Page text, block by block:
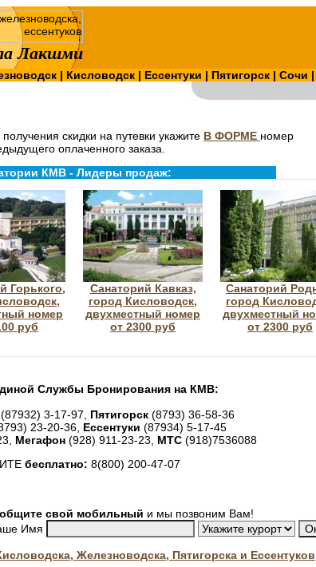
Лакшми
| Кисловодск | Ессентуки | Пятигорск| Сочи |
скидки на путевки укажите В ФОРМЕ номер
оплаченного заказа.
КМВ - Лидеры продаж:
Горького,
номер
руб
Санаторий Кавказ,
город Кисловодск,
двухместный номер
от 2300 руб
Санаторий
город
двухместный
от 2300 руб
Службы Бронирования на КМВ:
(87932) 3-17-97, Пятигорск (8793) 36-58-36
23-20-36, Ессентуки (87934) 5-17-45
Мегафон (928) 911-23-23, МТС (918)7536088
бесплатно: 8(800) 200-47-07
свой мобильный и мы позвоним Вам!
Имя
Железноводска, Пятигорска и Ессентуков